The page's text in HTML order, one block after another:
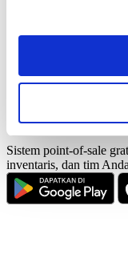
Manajemen
Pengaturan
Sistem point-of-sale
inventaris, dan tim